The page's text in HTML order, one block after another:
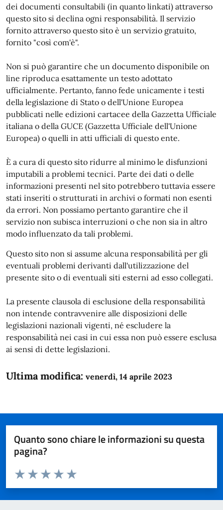
dei documenti consultabili (in quanto linkati) attraverso
questo sito si declina ogni responsabilità. Il servizio
fornito attraverso questo sito è un servizio gratuito,
fornito "così com'è".
Non si può garantire che un documento disponibile on
line riproduca esattamente un testo adottato
ufficialmente. Pertanto, fanno fede unicamente i testi
della legislazione di Stato o dell'Unione Europea
pubblicati nelle edizioni cartacee della Gazzetta Ufficiale
italiana o della GUCE (Gazzetta Ufficiale dell'Unione
Europea) o quelli in atti ufficiali di questo ente.
È a cura di questo sito ridurre al minimo le disfunzioni
imputabili a problemi tecnici. Parte dei dati o delle
informazioni presenti nel sito potrebbero tuttavia essere
stati inseriti o strutturati in archivi o formati non esenti
da errori. Non possiamo pertanto garantire che il
servizio non subisca interruzioni o che non sia in altro
modo influenzato da tali problemi.
Questo sito non si assume alcuna responsabilità per gli
eventuali problemi derivanti dall'utilizzazione del
presente sito o di eventuali siti esterni ad esso collegati.
La presente clausola di esclusione della responsabilità
non intende contravvenire alle disposizioni delle
legislazioni nazionali vigenti, né escludere la
responsabilità nei casi in cui essa non può essere esclusa
ai sensi di dette legislazioni.
Ultima modifica: venerdì, 14 aprile 2023
Quanto sono chiare le informazioni su questa
pagina?
Domanda
Valuta da 1 a 5 stelle la pagina
Valuta 5 stelle su 5
Valuta 4 stelle su 5
Valuta 3 stelle su 5
Valuta 2 stelle su 5
Valuta 1 stelle su 5